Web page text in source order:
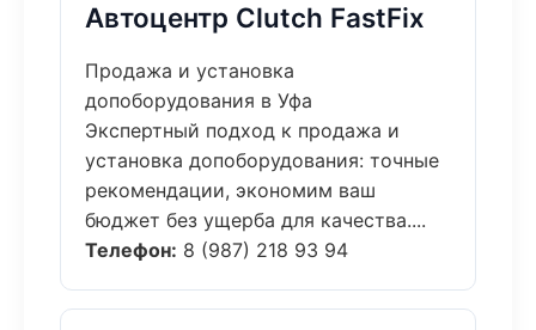
Автоцентр Clutch FastFix
Продажа и установка
допоборудования в Уфа
Экспертный подход к продажа и
установка допоборудования: точные
рекомендации, экономим ваш
бюджет без ущерба для качества....
Телефон: 8 (987) 218 93 94